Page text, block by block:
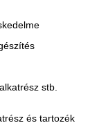
stb.
és tartozék